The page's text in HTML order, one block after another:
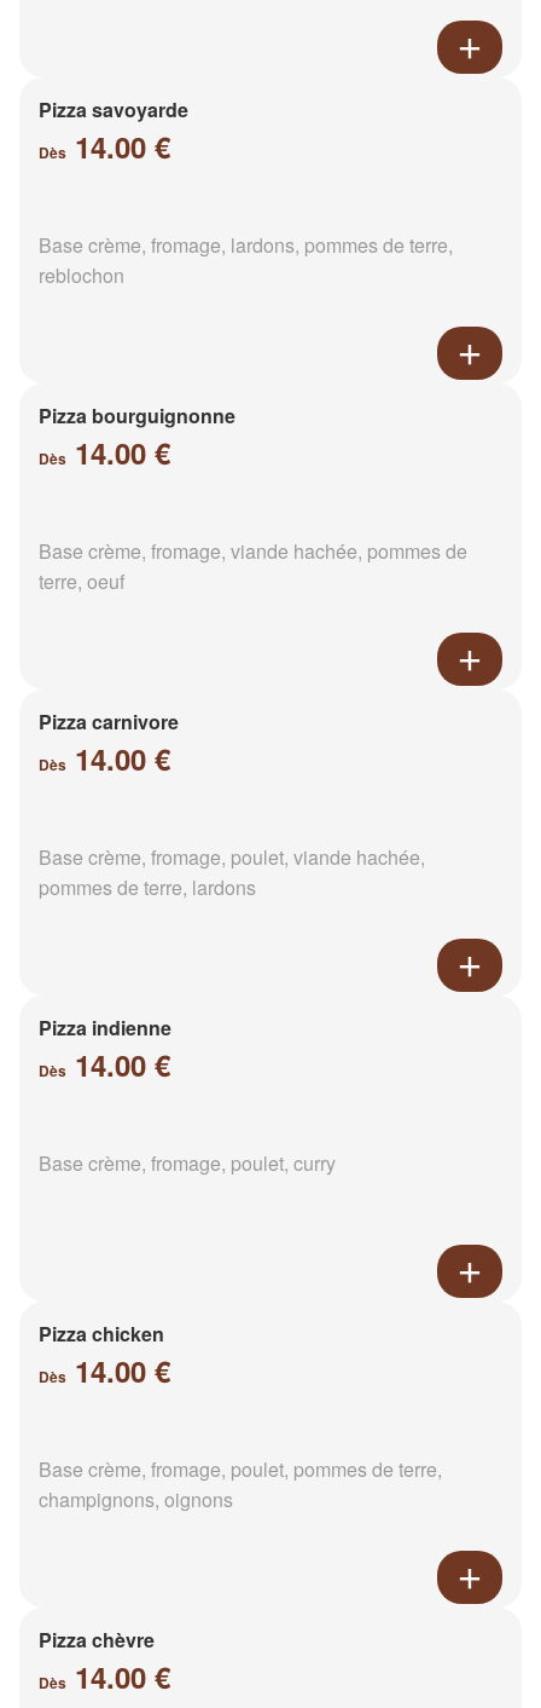
Pizza savoyarde
Dès 14.00 €
Base crème, fromage, lardons, pommes de terre,
reblochon
Pizza bourguignonne
Dès 14.00 €
Base crème, fromage, viande hachée, pommes de
terre, oeuf
Pizza carnivore
Dès 14.00 €
Base crème, fromage, poulet, viande hachée,
pommes de terre, lardons
Pizza indienne
Dès 14.00 €
Base crème, fromage, poulet, curry
Pizza chicken
Dès 14.00 €
Base crème, fromage, poulet, pommes de terre,
champignons, oignons
Pizza chèvre
Dès 14.00 €